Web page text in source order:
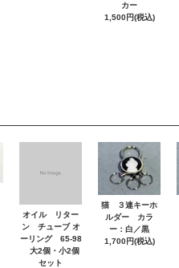
カー
1,500円(税込)
オイル リター
ン チューブ オ
ーリング 65-98
大2個・小2個
セット
猫 ３連キーホ
ルダー カラ
ー：白／黒
1,700円(税込)